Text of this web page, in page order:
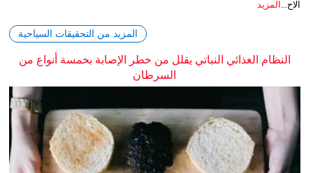
الاح... المزيد
المزيد من التحقيقات السياحية
النظام الغذائي النباتي يقلل من خطر الإصابة بخمسة أنواع من
السرطان